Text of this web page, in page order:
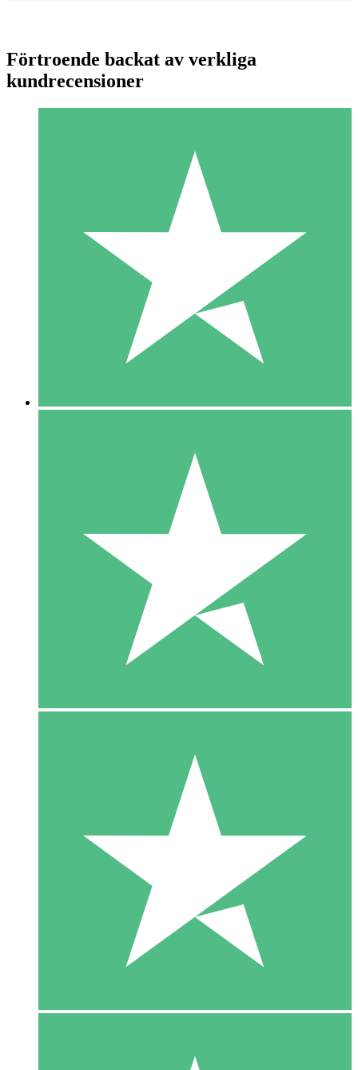
Individuella Kreditpaket
Betala per användning med nedladdningskrediter. Inget
1 Nedladdningar
10 00
10 Nedladdningar
20 00
Förtroende backat av verkliga
kundrecensioner